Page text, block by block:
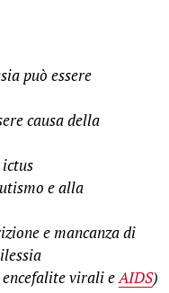
può essere
causa della
e alla
e mancanza di
virali eAIDS)